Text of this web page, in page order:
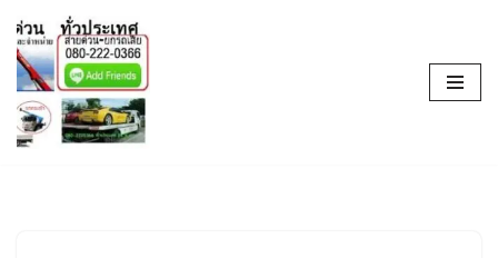
Skip
to
content